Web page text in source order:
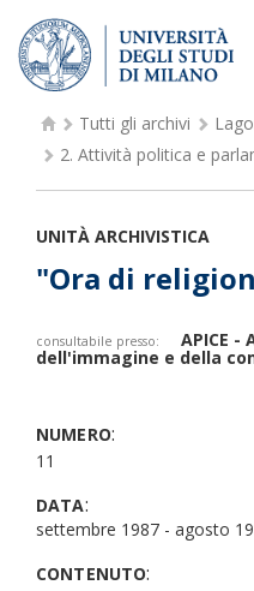
Tutti gli archivi
2. Attività politica e
UNITÀ ARCHIVISTICA
"Ora di
consultabile presso: APICE -
dell'immagine e della
NUMERO:
11
DATA:
settembre 1987 - agosto
CONTENUTO: